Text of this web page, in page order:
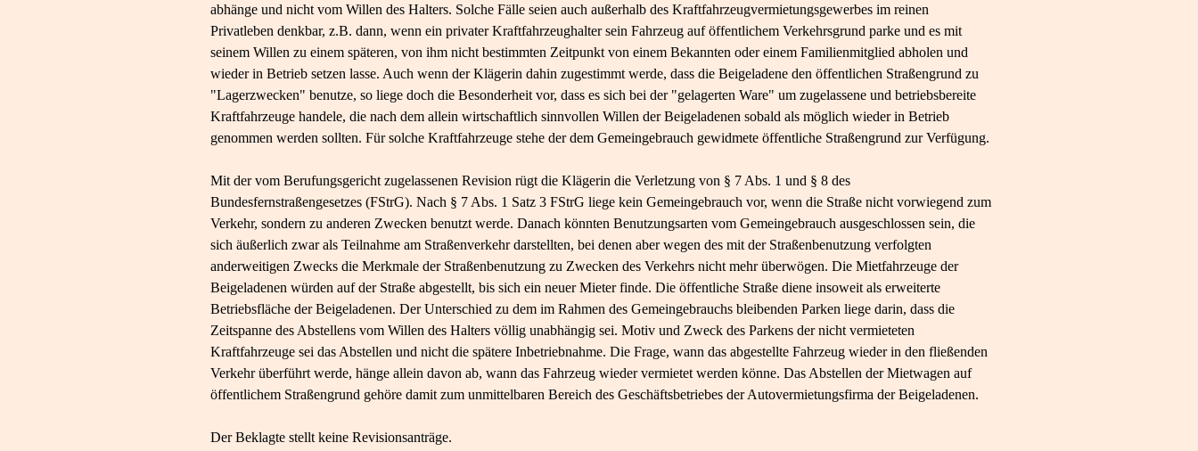
abhänge und nicht vom Willen des Halters. Solche Fälle seien auch außerhalb des Kraftfahrzeugvermietungsgewerbes im reinen
Privatleben denkbar, z.B. dann, wenn ein privater Kraftfahrzeughalter sein Fahrzeug auf öffentlichem Verkehrsgrund parke und es mit
seinem Willen zu einem späteren, von ihm nicht bestimmten Zeitpunkt von einem Bekannten oder einem Familienmitglied abholen und
wieder in Betrieb setzen lasse. Auch wenn der Klägerin dahin zugestimmt werde, dass die Beigeladene den öffentlichen Straßengrund zu
"Lagerzwecken" benutze, so liege doch die Besonderheit vor, dass es sich bei der "gelagerten Ware" um zugelassene und betriebsbereite
Kraftfahrzeuge handele, die nach dem allein wirtschaftlich sinnvollen Willen der Beigeladenen sobald als möglich wieder in Betrieb
genommen werden sollten. Für solche Kraftfahrzeuge stehe der dem Gemeingebrauch gewidmete öffentliche Straßengrund zur Verfügung.
Mit der vom Berufungsgericht zugelassenen Revision rügt die Klägerin die Verletzung von § 7 Abs. 1 und § 8 des
Bundesfernstraßengesetzes (FStrG). Nach § 7 Abs. 1 Satz 3 FStrG liege kein Gemeingebrauch vor, wenn die Straße nicht vorwiegend zum
Verkehr, sondern zu anderen Zwecken benutzt werde. Danach könnten Benutzungsarten vom Gemeingebrauch ausgeschlossen sein, die
sich äußerlich zwar als Teilnahme am Straßenverkehr darstellten, bei denen aber wegen des mit der Straßenbenutzung verfolgten
anderweitigen Zwecks die Merkmale der Straßenbenutzung zu Zwecken des Verkehrs nicht mehr überwögen. Die Mietfahrzeuge der
Beigeladenen würden auf der Straße abgestellt, bis sich ein neuer Mieter finde. Die öffentliche Straße diene insoweit als erweiterte
Betriebsfläche der Beigeladenen. Der Unterschied zu dem im Rahmen des Gemeingebrauchs bleibenden Parken liege darin, dass die
Zeitspanne des Abstellens vom Willen des Halters völlig unabhängig sei. Motiv und Zweck des Parkens der nicht vermieteten
Kraftfahrzeuge sei das Abstellen und nicht die spätere Inbetriebnahme. Die Frage, wann das abgestellte Fahrzeug wieder in den fließenden
Verkehr überführt werde, hänge allein davon ab, wann das Fahrzeug wieder vermietet werden könne. Das Abstellen der Mietwagen auf
öffentlichem Straßengrund gehöre damit zum unmittelbaren Bereich des Geschäftsbetriebes der Autovermietungsfirma der Beigeladenen.
Der Beklagte stellt keine Revisionsanträge.